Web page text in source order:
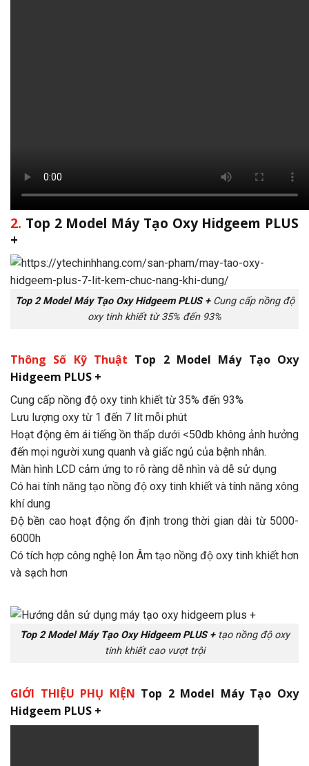
2. Top 2 Model Máy Tạo Oxy Hidgeem PLUS
+
Top 2Model Máy Tạo Oxy HidgeemPLUS +Cung cấp nồng độ
oxy tinh khiết từ 35% đến 93%
Thông Số Kỹ Thuật Top 2 Model Máy Tạo Oxy
Hidgeem PLUS +
Cung cấp nồng độ oxy tinh khiết từ 35% đến 93%
Lưu lượng oxy từ 1 đến 7 lít mỗi phút
Hoạt động êm ái tiếng ồn thấp dưới <50db không ảnh hưởng
đến mọi người xung quanh và giấc ngủ của bệnh nhân.
Màn hình LCD cảm ứng to rõ ràng dễ nhìn và dễ sử dụng
Có hai tính năng tạo nồng độ oxy tinh khiết và tính năng xông
khí dung
Độ bền cao hoạt động ổn định trong thời gian dài từ 5000-
6000h
Có tích hợp công nghệ Ion Âm tạo nồng độ oxy tinh khiết hơn
và sạch hơn
Top 2Model Máy Tạo Oxy HidgeemPLUS +tạo nồng độ oxy
tinh khiết cao vượt trội
GIỚI THIỆU PHỤ KIỆN Top 2 Model Máy Tạo Oxy
Hidgeem PLUS +